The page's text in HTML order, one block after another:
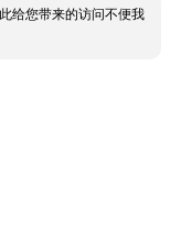
给您带来的访问不便我